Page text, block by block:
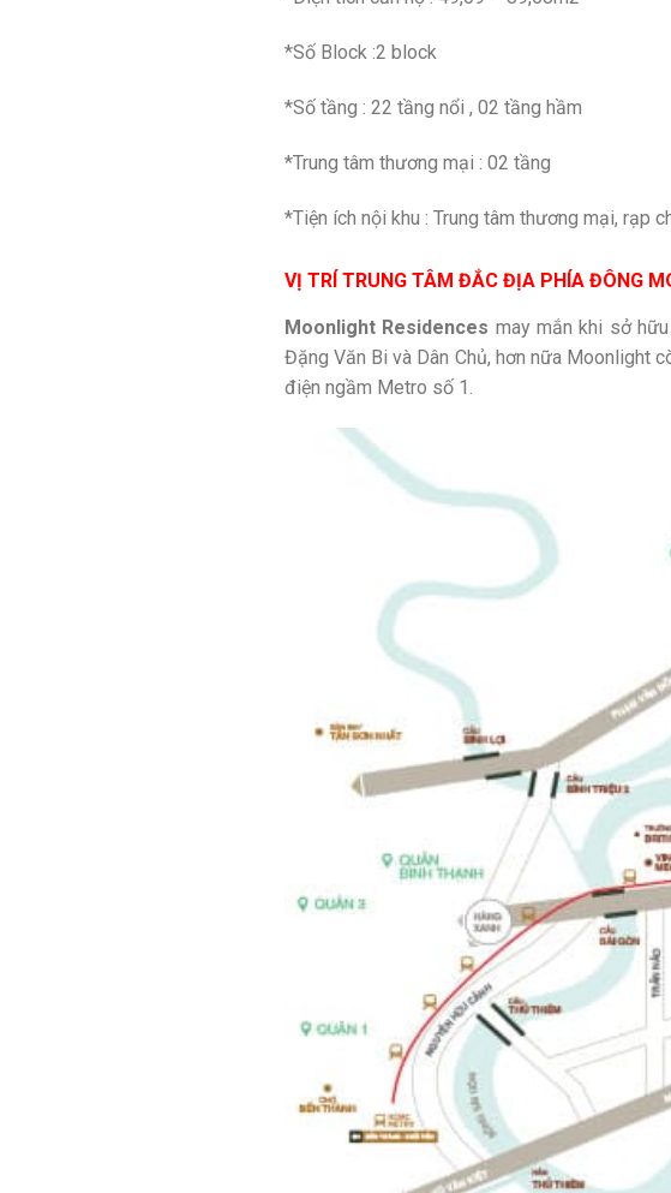
*Số Block :2 block
*Số tầng : 22 tầng nổi , 02 tầng hầm
*Trung tâm thương mại : 02 tầng
*Tiện ích nội khu : Trung tâm thương mại, rạp
VỊ TRÍ TRUNG TÂM ĐẮC ĐỊA PHÍA ĐÔNG
Moonlight Residences may mắn khi sở
Đặng Văn Bi và Dân Chủ, hơn nữa Moonlight
điện ngầm Metro số 1.